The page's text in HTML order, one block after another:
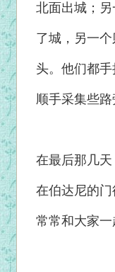
北面出城；
了城，另一
头。他们都
顺手采集些路
在最后那几
在伯达尼的
常常和大家一